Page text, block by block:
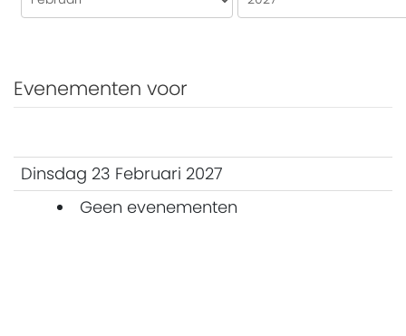
Evenementen voor
Dinsdag 23 Februari 2027
Geen evenementen